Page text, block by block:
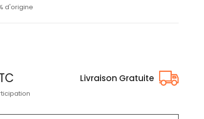
d'origine
Livraison Gratuite